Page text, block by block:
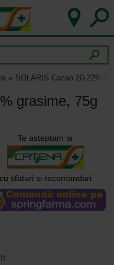
SOLARIS Cacao 20-22%
grasime, 75g
Te asteptam la
cu sfaturi si recomandari